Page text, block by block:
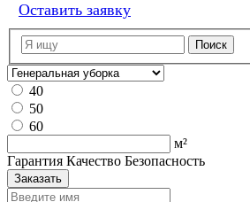
Оставить заявку
40
50
60
м²
Гарантия Качество Безопасность
Заказать